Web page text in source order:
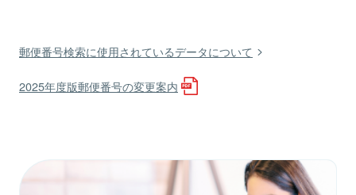
郵便番号検索に使用されているデータについて
2025年度版郵便番号の変更案内